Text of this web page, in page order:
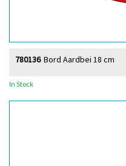
Bord Aardbei 18 cm
780136
In Stock